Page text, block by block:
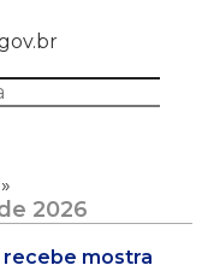
»
2026
recebe mostra